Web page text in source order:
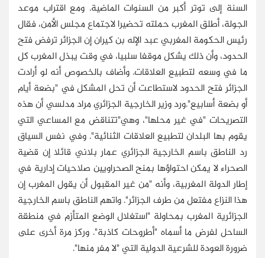
السنة إلى توتر أكبر من السنوات الماضية. ومع اقتراب موعد
الجولة، أطلق المغرب حملته تحضيرا لاجتماع مجلس الأمن، فقال
رئيس الحكومة المغربي عبد الإله بن كيران إن الجزائر ترفض فتح
الحدود، وأن ذلك يشكل موقفا سلبيا، في وقت يبذل المغرب كل
ما في وسعه لتطبيع العلاقات. وأضاف بالخصوص أنه لو أرادت
الجزائر فتح الحدود لاستطاعت أن تحل المشكل في "بضعة أيام
أو بضعة أسابيع".ورد وزير الخارجية الجزائري مراد مدلسي أن هذه
التصريحات "في غير محلها"، وهي"تتناقض مع المساعي التي
يقوم بها البلدان لتطبيع العلاقات الثنائية". وفي نفس السياق
رد الناطق باسم الخارجية الجزائري عمار بلاني قائلا إن قضية
الصحراء لا يمكن احتواؤها بمنح الصحراويين صلاحيات إدارية في
إطار الدولة المغربية، وأنه "من غير المقبول أن يقول المغرب إن
هذا النزاع مفتعل من طرف الجزائر". واتهم الناطق باسم الخارجية
الجزائرية المغرب بمحاولة "استغلال الوضع المتأزم في منطقة
الساحل لفرض ما أسماه "أطروحات كاذبة". وركز مرة أخرى على
ضرورة العودة للشرعية الدولية التي "لا مفر منها".